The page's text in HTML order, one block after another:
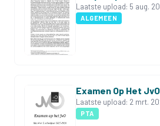
Laatste upload: 5 aug.
ALGEMEEN
Examen Op Het
Laatste upload: 2 mrt.
PTA